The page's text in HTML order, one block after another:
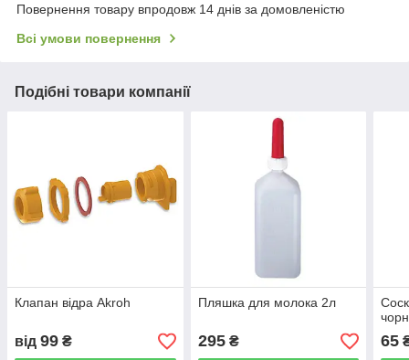
Повернення товару впродовж 14 днів за домовленістю
Всі умови повернення
Подібні товари компанії
Клапан відра Akroh
від 99 ₴
Пляшка для молока 2л
295₴ 65